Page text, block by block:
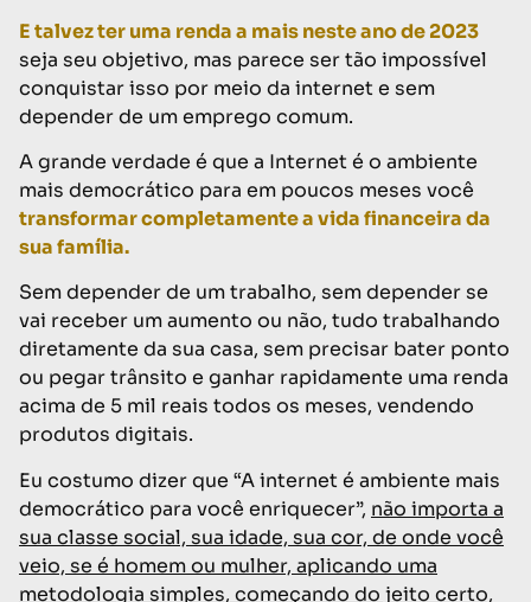
E talvez ter uma renda a mais neste ano de 2023
seja seu objetivo, mas parece ser tão impossível
conquistar isso por meio da internet e sem
depender de um emprego comum.
A grande verdade é que a Internet é o ambiente
mais democrático para em poucos meses você
transformar completamente a vida financeira da
sua família.
Sem depender de um trabalho, sem depender se
vai receber um aumento ou não, tudo trabalhando
diretamente da sua casa, sem precisar bater ponto
ou pegar trânsito e ganhar rapidamente uma renda
acima de 5 mil reais todos os meses, vendendo
produtos digitais.
Eu costumo dizer que “A internet é ambiente mais
democrático para você enriquecer”, não importa a
sua classe social, sua idade, sua cor, de onde você
veio, se é homem ou mulher, aplicando uma
metodologia simples, começando do jeito certo,